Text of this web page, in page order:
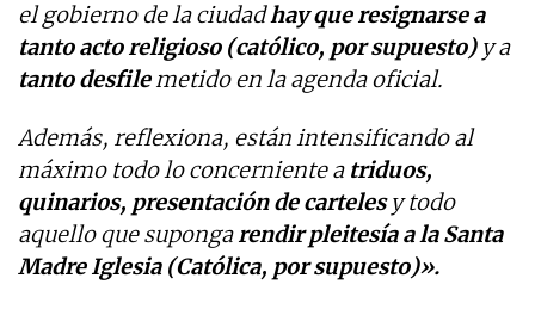
el gobierno de la ciudadhay que resignarse a
tanto acto religioso (católico, por supuesto)y a
tanto desfilemetido en la agenda oficial.
Además, reflexiona, están intensificando al
máximo todo lo concerniente a triduos,
quinarios, presentación de cartelesy todo
aquello que supongarendir pleitesía a la Santa
Madre Iglesia (Católica, por supuesto)».